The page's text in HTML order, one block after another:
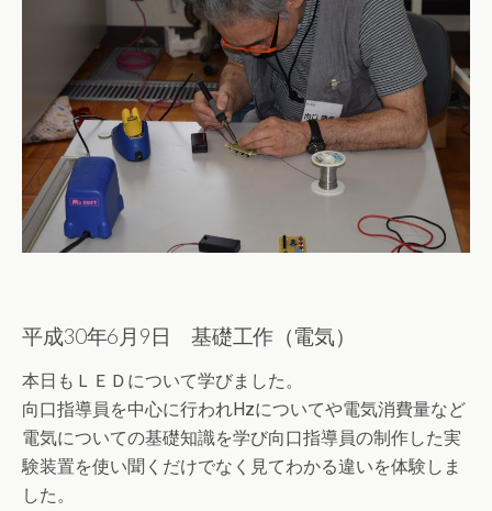
平成30年6月9日 基礎工作（電気）
本日もＬＥＤについて学びました。
向口指導員を中心に行われHzについてや電気消費量など
電気についての基礎知識を学び向口指導員の制作した実
験装置を使い聞くだけでなく見てわかる違いを体験しま
した。